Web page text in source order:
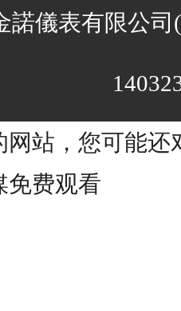
諾儀表有限公司
网站，您可能还
免费观看